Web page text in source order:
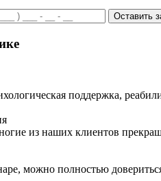
Оставить
поддержка,
из наших клиентов
можно полностью